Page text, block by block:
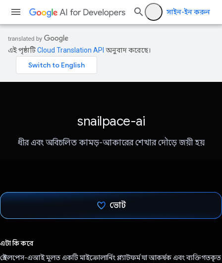
সাইন-ইন করুন
এই পৃষ্ঠাটিCloud Translation API অনুবাদ করেছে।
snailpace-ai
ধীর এবং অবিচলিত কামড়-আকারের শেখার দৌড়ে জয়ী হয়
ভোট
এটা কি করে
স্নেইলপেস-এআই মূলত একটি মাইক্রোলার্নিং প্ল্যাটফর্ম যা আকর্ষক এবং ব্যক্তিগতকৃত